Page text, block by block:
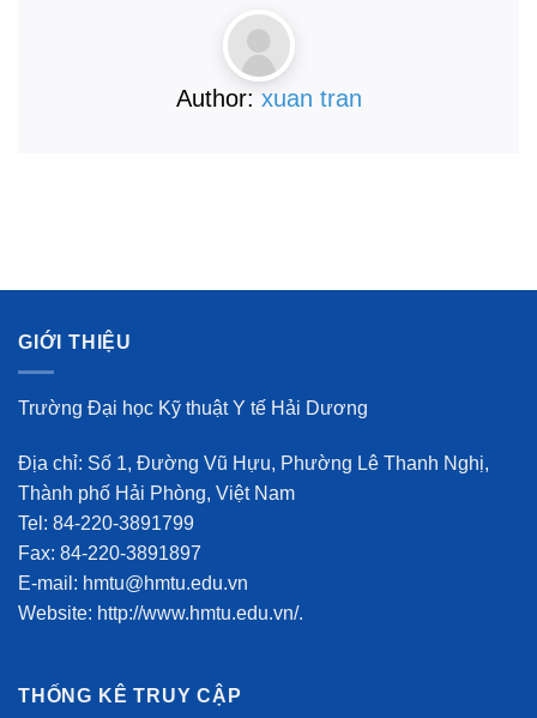
Author: xuan tran
GIỚI THIỆU
Trường Đại học Kỹ thuật Y tế Hải Dương
Địa chỉ: Số 1, Đường Vũ Hựu, Phường Lê Thanh Nghị,
Thành phố Hải Phòng, Việt Nam
Tel: 84-220-3891799
Fax: 84-220-3891897
E-mail: hmtu@hmtu.edu.vn
Website: http://www.hmtu.edu.vn/.
THỐNG KÊ TRUY CẬP